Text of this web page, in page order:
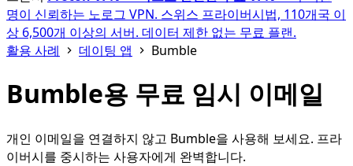
명이 신뢰하는 노로그 VPN. 스위스 프라이버시법, 110개국 이
상 6,500개 이상의 서버. 데이터 제한 없는 무료 플랜.
활용 사례
데이팅 앱 Bumble
Bumble용 무료 임시 이메일
개인 이메일을 연결하지 않고 Bumble을 사용해 보세요. 프라
이버시를 중시하는 사용자에게 완벽합니다.